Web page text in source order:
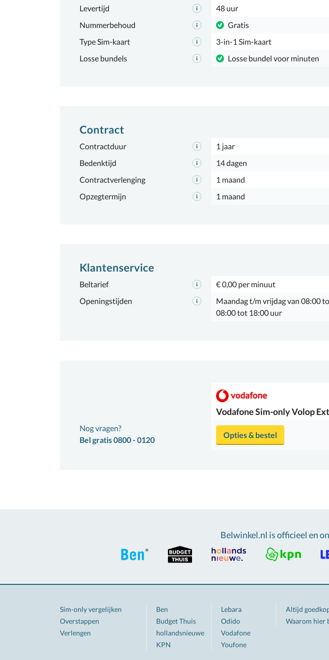
Levertijd
48 uur
Nummerbehoud
Gratis
Type Sim-kaart
3-in-1 Sim-kaart
Losse bundels
Losse bundel voor minuten
Contract
Contractduur
1 jaar
Bedenktijd
14 dagen
Contractverlenging
1 maand
Opzegtermijn
1 maand
Klantenservice
Beltarief
€ 0,00 per minuut
Openingstijden
Maandag t/m vrijdag van 08:00
08:00 tot 18:00 uur
VodafoneSim-only Volop
Nog vragen?
Bel gratis 0800 - 0120
Opties & bestel
Belwinkel.nl is officieel en
Sim-only vergelijken
Overstappen
Verlengen
Ben
Budget Thuis
hollandsnieuwe
KPN
Lebara
Odido
Vodafone
Youfone
Altijd
Waarom hier